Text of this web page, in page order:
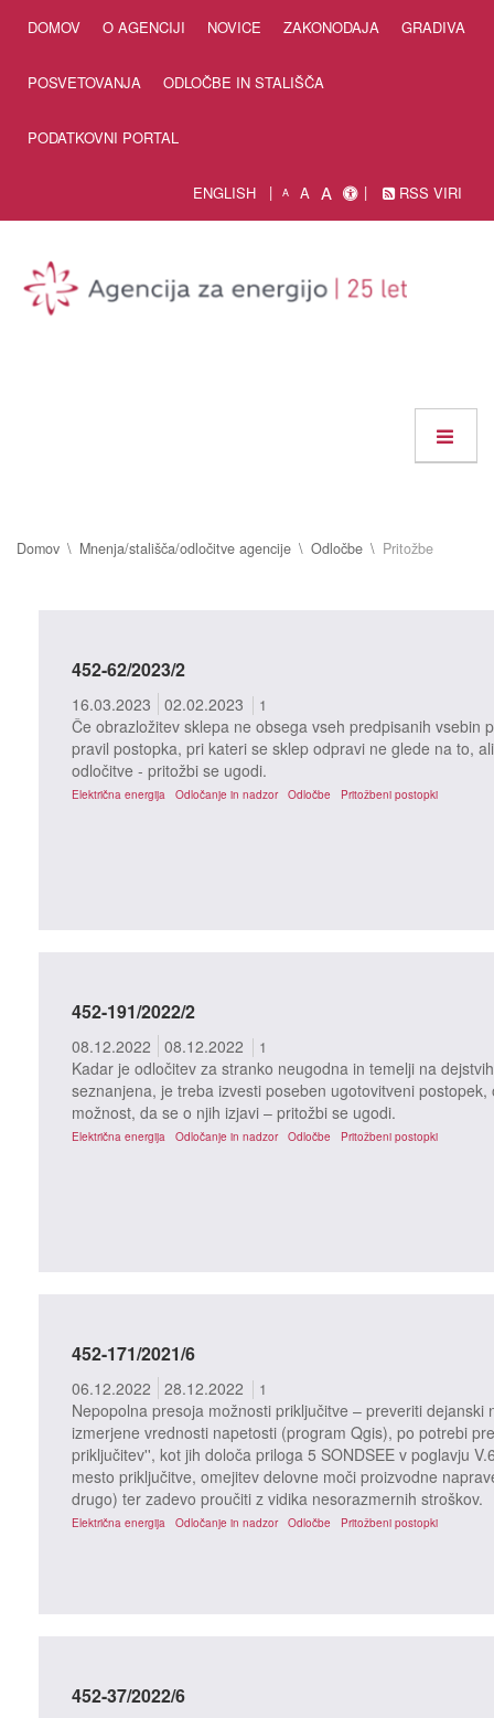
DOMOV O AGENCIJI NOVICE ZAKONODAJA GRADIVA
POSVETOVANJA ODLOČBE IN STALIŠČA
PODATKOVNI PORTAL
ENGLISH A A A RSS VIRI
Domov Mnenja/stališča/odločitve agencije Odločbe Pritožbe
452-62/2023/2
16.03.2023 02.02.2023 1
Če obrazložitev sklepa ne obsega vseh predpisanih vsebin
pravil postopka, pri kateri se sklep odpravi ne glede na to,
odločitve - pritožbi se ugodi.
Električna energija Odločanje in nadzor Odločbe Pritožbeni postopki
452-191/2022/2
08.12.2022 08.12.2022 1
Kadar je odločitev za stranko neugodna in temelji na
seznanjena, je treba izvesti poseben ugotovitveni
možnost, da se o njih izjavi – pritožbi se ugodi.
Električna energija Odločanje in nadzor Odločbe Pritožbeni postopki
452-171/2021/6
06.12.2022 28.12.2022 1
Nepopolna presoja možnosti priključitve – preveriti
izmerjene vrednosti napetosti (program Qgis), po potrebi
priključitev'', kot jih določa priloga 5 SONDSEE v poglavju
mesto priključitve, omejitev delovne moči proizvodne
drugo) ter zadevo proučiti z vidika nesorazmernih stroškov.
Električna energija Odločanje in nadzor Odločbe Pritožbeni postopki
452-37/2022/6